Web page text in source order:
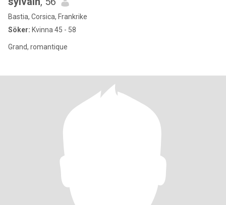
Bastia, Corsica, Frankrike
Söker: Kvinna 45 - 58
Grand, romantique